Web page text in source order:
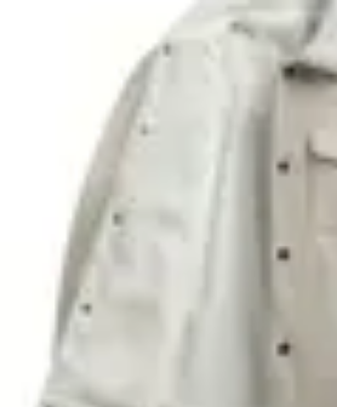
Estilo de Vida Nutrición
Consejos Salud